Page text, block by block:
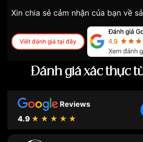
Xin chia sẻ cảm nhận của bạn về
Viết đánh giá tại đây
Đánh giá xác thực
Reviews
4.9 ★★★★★